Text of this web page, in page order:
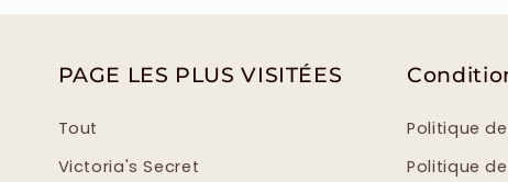
PAGE LES PLUS VISITÉES
Tout
Victoria's Secret
Politique
Politique